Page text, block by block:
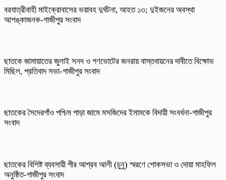
বরযাত্রীবাহী মাইক্রোবাসের ভয়াবহ দুর্ঘটনা, আহত ১৩; দুইজনের অবস্থা
আশঙ্কাজনক-গাজীপুর সংবাদ
ছাতকে জামায়াতের জুলাই সনদ ও গণভোটের জনরায় বাস্তবায়নের দাবীতে বিক্ষোভ
মিছিল, প্রতিবাদ সভা-গাজীপুর সংবাদ
ছাতকের সৈদেরগাঁও পশ্চিম পাড়া জামে মসজিদের ইমামকে বিদায়ী সংবর্ধনা-গাজীপুর
সংবাদ
ছাতকের বিশিষ্ট ব্যবসায়ী পীর আশ্রব আলী (চুনু) স্মরণে শোকসভা ও দোয়া মাহফিল
অনুষ্ঠিত-গাজীপুর সংবাদ